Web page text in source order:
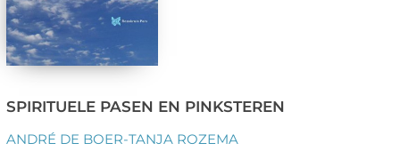
SPIRITUELE PASEN EN PINKSTEREN
ANDRÉ DE BOER-TANJA ROZEMA